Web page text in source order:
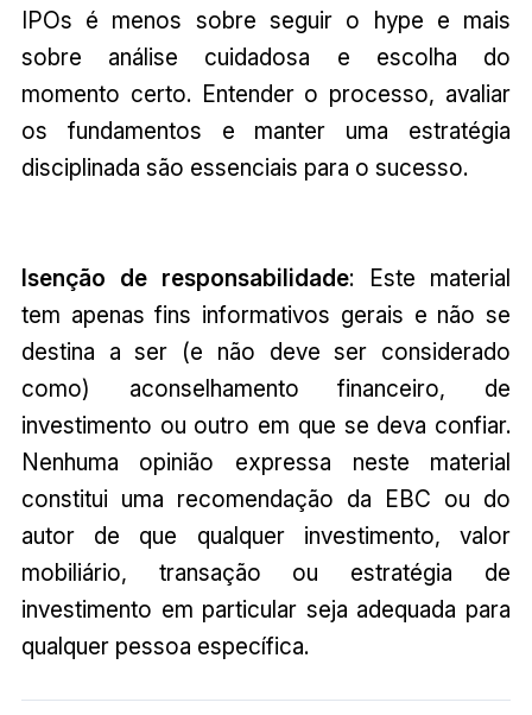
IPOs é menos sobre seguir o hype e mais
sobre análise cuidadosa e escolha do
momento certo. Entender o processo, avaliar
os fundamentos e manter uma estratégia
disciplinada são essenciais para o sucesso.
Isenção de responsabilidade: Este material
tem apenas fins informativos gerais e não se
destina a ser (e não deve ser considerado
como) aconselhamento financeiro, de
investimento ou outro em que se deva confiar.
Nenhuma opinião expressa neste material
constitui uma recomendação da EBC ou do
autor de que qualquer investimento, valor
mobiliário, transação ou estratégia de
investimento em particular seja adequada para
qualquer pessoa específica.